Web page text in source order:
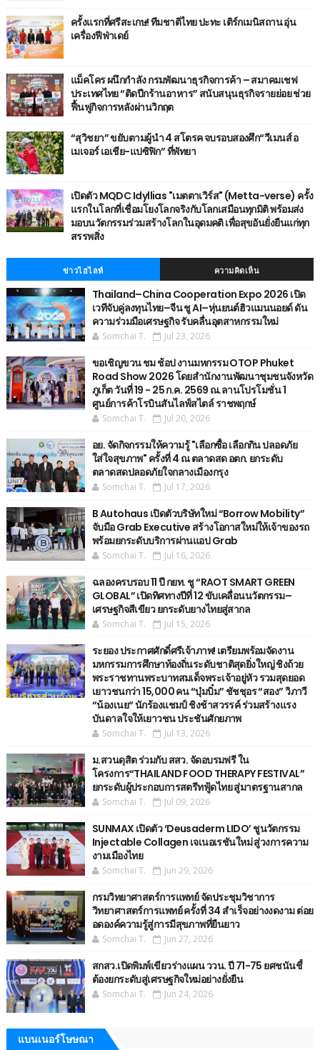
ครั้งแรกที่ศรีสะเกษ! ทีมชาติไทย ปะทะ เติร์กเมนิสถาน อุ่น
เครื่องฟีฟ่าเดย์
แม็คโคร ผนึกกำลัง กรมพัฒนาธุรกิจการค้า – สมาคมเชฟ
ประเทศไทย “ติดปีกร้านอาหาร” สนับสนุนธุรกิจรายย่อย ช่วย
ฟื้นฟูกิจการหลังผ่านวิกฤต
“สุวิชยา” ขยับตามผู้นำ 4 สโตรค จบรอบสองศึก“วีเมนส์ อ
เมเจอร์ เอเชีย-แปซิฟิก” ที่พัทยา
เปิดตัว MQDC Idyllias "เมตตาเวิร์ส" (Metta-verse) ครั้ง
แรกในโลกที่เชื่อมโยงโลกจริงกับโลกเสมือนทุกมิติ พร้อมส่ง
มอบนวัตกรรมร่วมสร้างโลกในอุดมคติ เพื่อสุขอันยั่งยืนแก่ทุก
สรรพสิ่ง
ข่าวไฮไลท์ ความคิดเห็น
Thailand–China Cooperation Expo 2026 เปิด
เวทีจับคู่ลงทุนไทย–จีน ชู AI–หุ่นยนต์ฮิวแมนนอยด์ ดัน
ความร่วมมือเศรษฐกิจ รับคลื่นอุตสาหกรรมใหม่
Somchai T. Jul 23, 2026
ขอเชิญขวน ชม ช้อป งานมหกรรม OTOP Phuket
Road Show 2026 โดยสำนักงานพัฒนาชุมชนจังหวัด
ภูเก็ต วันที่ 19 - 25 ก.ค. 2569 ณ.ลานโปรโมชั่น 1
ศูนย์การค้าโรบินสันไลฟ์สไตล์ ราชพฤกษ์
Somchai T. Jul 20, 2026
อย. จัดกิจกรรมให้ความรู้ "เลือกซื้อ เลือกกิน ปลอดภัย
ใส่ใจสุขภาพ" ครั้งที่ 4 ณ ตลาดสด อตก. ยกระดับ
ตลาดสดปลอดภัยใจกลางเมืองกรุง
Somchai T. Jul 17, 2026
B Autohaus เปิดตัวบริษัทใหม่ “Borrow Mobility”
จับมือ Grab Executive สร้างโอกาสใหม่ให้เจ้าของรถ
พร้อมยกระดับบริการผ่านแอป Grab
Somchai T. Jul 16, 2026
ฉลองครบรอบ 11 ปี กยท. ชู “RAOT SMART GREEN
GLOBAL” เปิดทิศทางปีที่ 12 ขับเคลื่อนนวัตกรรม–
เศรษฐกิจสีเขียว ยกระดับยางไทยสู่สากล
Somchai T. Jul 15, 2026
ระยอง ประกาศศักดิ์ศรีเจ้าภาพ! เตรียมพร้อมจัดงาน
มหกรรมการศึกษาท้องถิ่นระดับชาติสุดยิ่งใหญ่ ชิงถ้วย
พระราชทานพระบาทสมเด็จพระเจ้าอยู่หัว รวมสุดยอด
เยาวชนกว่า 15,000 คน “บุ๋มบิ๋ม” ชัชชุอร “สอง” วิภาวี
“น้องเนย“ นักร้องแชมป์ ชิงช้าสวรรค์ ร่วมสร้างแรง
บันดาลใจให้เยาวชน ประชันศักยภาพ
Somchai T. Jul 13, 2026
ม.สวนดุสิต ร่วมกับ สสว. จัดอบรมฟรี ใน
โครงการ“THAILAND FOOD THERAPY FESTIVAL”
ยกระดับผู้ประกอบการสตรีทฟู้ดไทย สู่มาตรฐานสากล
Somchai T. Jul 09, 2026
SUNMAX เปิดตัว ‘Deusaderm LIDO’ ชูนวัตกรรม
Injectable Collagen เจเนอเรชันใหม่ สู่วงการความ
งามเมืองไทย
Somchai T. Jun 29, 2026
กรมวิทยาศาสตร์การแพทย์ จัดประชุมวิชาการ
วิทยาศาสตร์การแพทย์ ครั้งที่ 34 สำเร็จอย่างงดงาม ต่อย
อดองค์ความรู้สู่การมีสุขภาพที่ยืนยาว
Somchai T. Jun 27, 2026
สกสว.เปิดพิมพ์เขียวร่างแผน ววน. ปี 71-75 ยศชนันชี้
ต้องยกระดับสู่เศรษฐกิจใหม่อย่างยั่งยืน
Somchai T. Jun 24, 2026
แบนเนอร์โษษณา